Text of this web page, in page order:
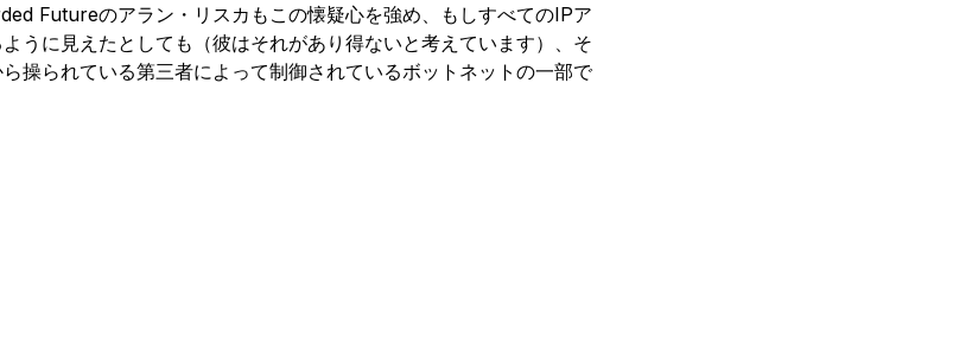
Futureのアラン・リスカもこの懐疑心を強め、もしすべてのIPア
うに見えたとしても（彼はそれがあり得ないと考えています）、そ
操られている第三者によって制御されているボットネットの一部で